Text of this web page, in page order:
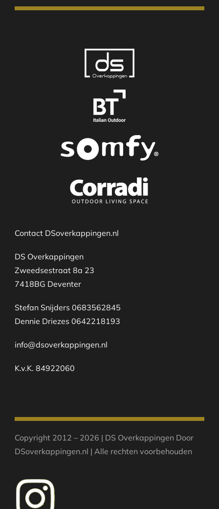
Contact DSoverkappingen.nl
DS Overkappingen
Zweedsestraat 8a 23
7418BG Deventer
Stefan Snijders 0683562845
Dennie Driezes 0642218193
info@dsoverkappingen.nl
K.v.K. 84922060
Copyright 2012 – 2026 | DS Overkappingen Door
DSoverkappingen.nl | Alle rechten voorbehouden